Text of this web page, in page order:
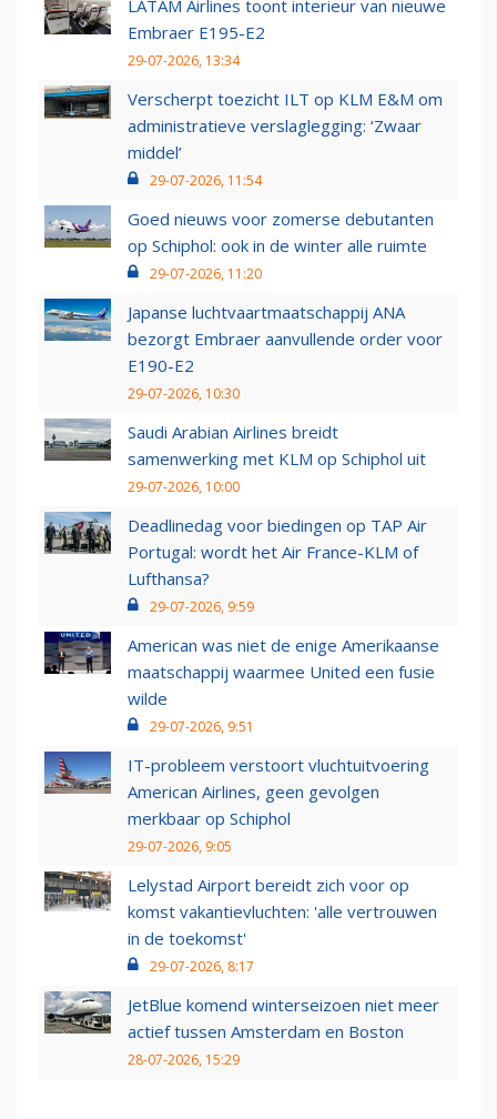
LATAM Airlines toont interieur van nieuwe
Embraer E195-E2
29-07-2026, 13:34
Verscherpt toezicht ILT op KLM E&M om
administratieve verslaglegging: ‘Zwaar
middel’
29-07-2026, 11:54
Goed nieuws voor zomerse debutanten
op Schiphol: ook in de winter alle ruimte
29-07-2026, 11:20
Japanse luchtvaartmaatschappij ANA
bezorgt Embraer aanvullende order voor
E190-E2
29-07-2026, 10:30
Saudi Arabian Airlines breidt
samenwerking met KLM op Schiphol uit
29-07-2026, 10:00
Deadlinedag voor biedingen op TAP Air
Portugal: wordt het Air France-KLM of
Lufthansa?
29-07-2026, 9:59
American was niet de enige Amerikaanse
maatschappij waarmee United een fusie
wilde
29-07-2026, 9:51
IT-probleem verstoort vluchtuitvoering
American Airlines, geen gevolgen
merkbaar op Schiphol
29-07-2026, 9:05
Lelystad Airport bereidt zich voor op
komst vakantievluchten: 'alle vertrouwen
in de toekomst'
29-07-2026, 8:17
JetBlue komend winterseizoen niet meer
actief tussen Amsterdam en Boston
28-07-2026, 15:29